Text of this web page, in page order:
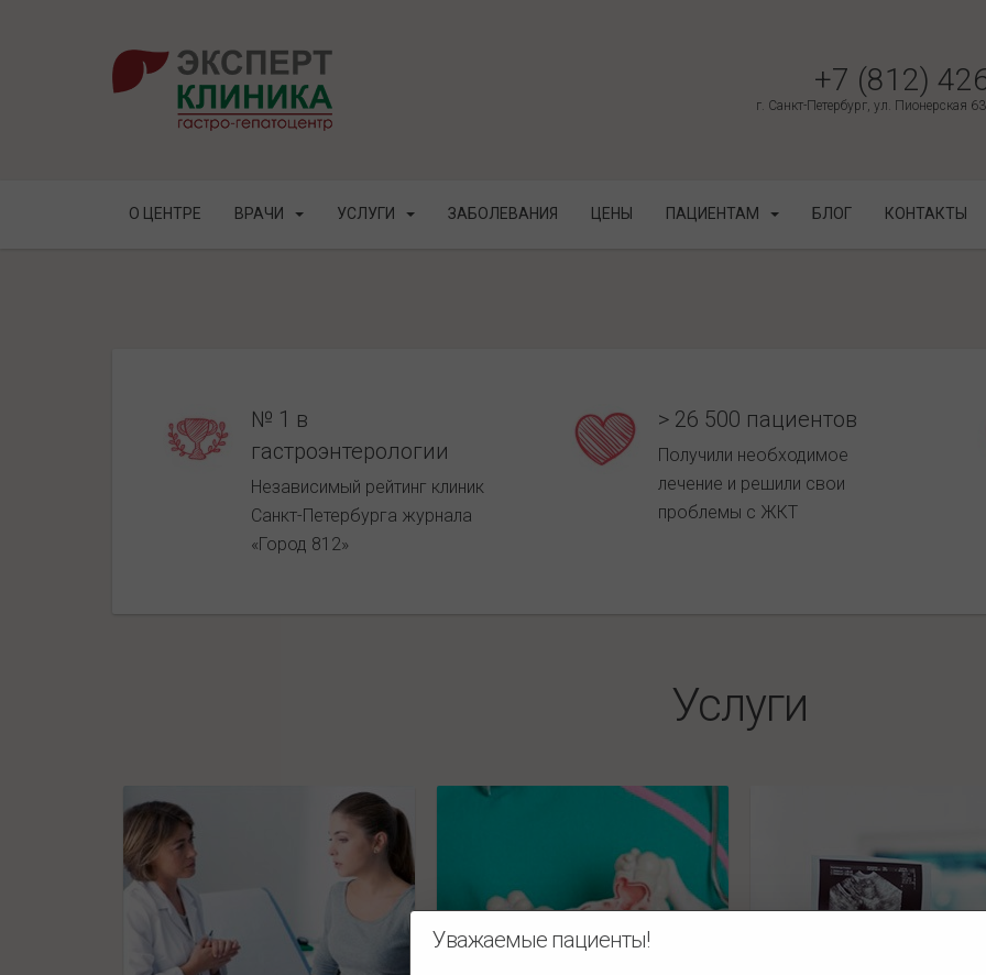
Уважаемые пациенты!
+7 (812)
г. Санкт-Петербург, ул. Пионерская
О ЦЕНТРЕ ВРАЧИ УСЛУГИ ЗАБОЛЕВАНИЯ ЦЕНЫ ПАЦИЕНТАМ БЛОГ КОНТАКТЫ
№ 1 в
гастроэнтерологии
Независимый рейтинг клиник
Санкт-Петербурга журнала
«Город 812»
> 26 500 пациентов
Получили необходимое
лечение и решили свои
проблемы с ЖКТ
Услуги